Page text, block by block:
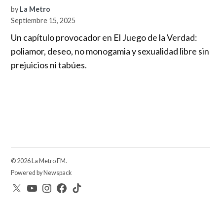
by La Metro
Septiembre 15, 2025
Un capítulo provocador en El Juego de la Verdad:
poliamor, deseo, no monogamia y sexualidad libre sin
prejuicios ni tabúes.
© 2026 La Metro FM.
Powered by Newspack
TwitterYouTubeInstagramfacebookTikTok